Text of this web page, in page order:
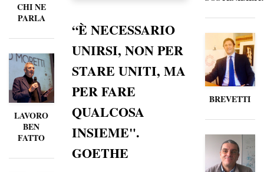
CHI NE
PARLA
LAVORO
BEN
FATTO
“È NECESSARIO
UNIRSI, NON PER
STARE UNITI, MA
PER FARE
QUALCOSA
INSIEME".
GOETHE
BREVETTI